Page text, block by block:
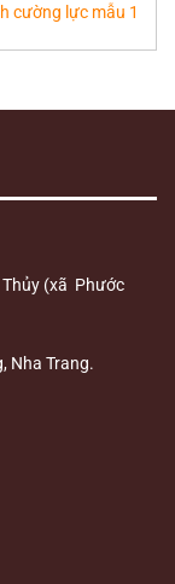
cường lực mẫu 1
(xã Phước
Nha Trang.